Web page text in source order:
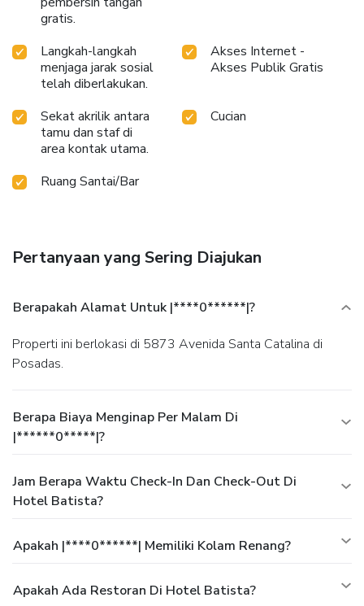
gratis.
Langkah-langkah
menjaga jarak sosial
telah diberlakukan.
Akses Internet -
Akses Publik Gratis
Sekat akrilik antara
tamu dan staf di
area kontak utama.
Cucian
Ruang Santai/Bar
Pertanyaan yang Sering Diajukan
Berapakah Alamat Untuk |****0******|?
Properti ini berlokasi di 5873 Avenida Santa Catalina di
Posadas.
Berapa Biaya Menginap Per Malam Di
|******0*****|?
Jam Berapa Waktu Check-In Dan Check-Out Di
Hotel Batista?
Apakah |****0******| Memiliki Kolam Renang?
Apakah Ada Restoran Di Hotel Batista?